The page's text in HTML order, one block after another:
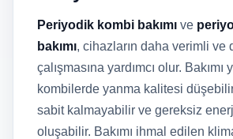
Periyodik kombi bakımı ve
bakımı, cihazların daha verimli ve
çalışmasına yardımcı olur. Bakımı
kombilerde yanma kalitesi düşebilir,
sabit kalmayabilir ve gereksiz
oluşabilir. Bakımı ihmal edilen